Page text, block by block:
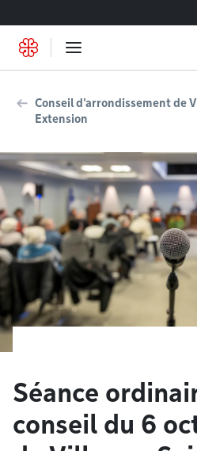
Conseil d'arrondissement de
Extension
Séance
conseil du 6